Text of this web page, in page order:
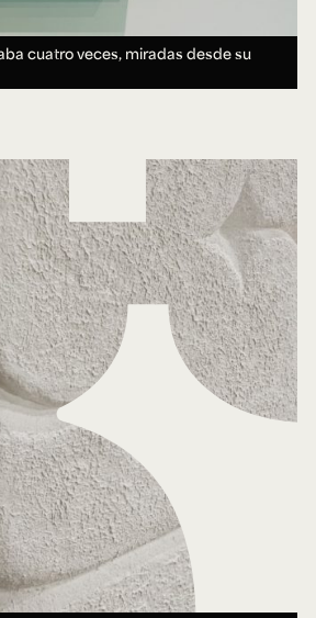
cuatro veces, miradas desde su